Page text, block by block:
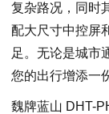
复杂路况，同时
配大尺寸中控屏
足。无论是城市
您的出行增添一
魏牌蓝山 DHT-